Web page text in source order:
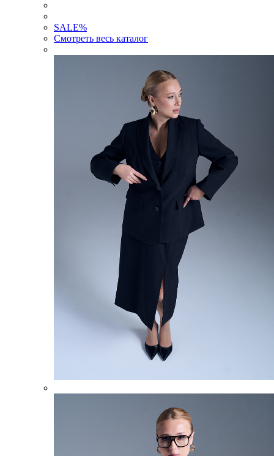
SALE%
Смотреть весь каталог